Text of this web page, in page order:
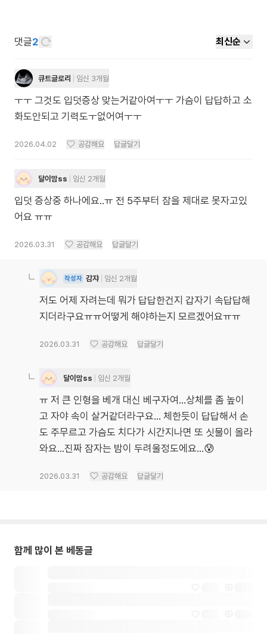
댓글2 최신순
큐트글로리 임신 3개월
ㅜㅜ 그것도 입덧증상 맞는거같아여ㅜㅜ 가슴이 답답하고 소
화도안되고 기력도ㅜ없어여ㅜㅜ
2026.04.02 공감해요 답글달기
달이맘ss 임신 2개월
입덧 증상중 하나에요..ㅠ 전 5주부터 잠을 제대로 못자고있
어요 ㅠㅠ
2026.03.31 공감해요 답글달기
작성자 감쟈 임신 2개월
저도 어제 자려는데 뭐가 답답한건지 갑자기 속답답해
지더라구요ㅠㅠ어떻게 해야하는지 모르겠어요ㅠㅠ
2026.03.31 공감해요 답글달기
달이맘ss 임신 2개월
ㅠ 저 큰 인형을 베개 대신 베구자여...상체를 좀 높이
고 자야 속이 살거같더라구요... 체한듯이 답답해서 손
도 주무르고 가슴도 치다가 시간지나면 또 싯물이 올라
와요...진짜 잠자는 밤이 두려울정도에요...😰
2026.03.31 공감해요 답글달기
함께 많이 본 베동글